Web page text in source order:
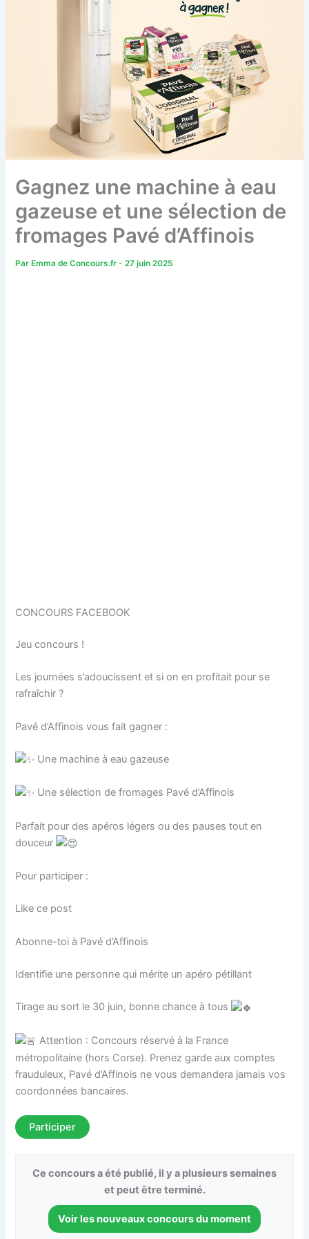
Gagnez une machine à eau
gazeuse et une sélection de
fromages Pavé d’Affinois
ParEmma de Concours.fr-27 juin 2025
CONCOURS FACEBOOK
Jeu concours !
Les journées s’adoucissent et si on en profitait pour se
rafraîchir ?
Pavé d’Affinois vous fait gagner :
Une machine à eau gazeuse
Une sélection de fromages Pavé d’Affinois
Parfait pour des apéros légers ou des pauses tout en
douceur
Pour participer :
Like ce post
Abonne-toi à Pavé d’Affinois
Identifie une personne qui mérite un apéro pétillant
Tirage au sort le 30 juin, bonne chance à tous
Attention : Concours réservé à la France
métropolitaine (hors Corse). Prenez garde aux comptes
frauduleux, Pavé d’Affinois ne vous demandera jamais vos
coordonnées bancaires.
Participer
Ce concours a été publié, il y a plusieurs semaines
et peut être terminé.
Voir les nouveaux concours du moment